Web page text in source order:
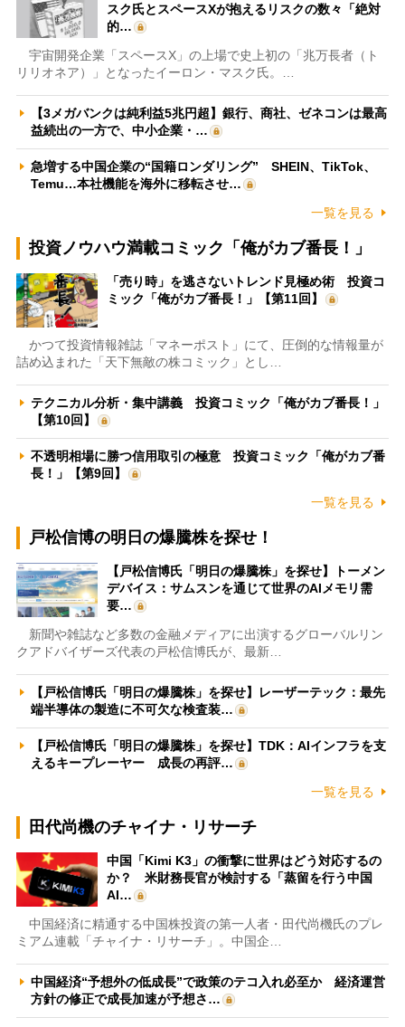
スク氏とスペースXが抱えるリスクの数々「絶対
的…
宇宙開発企業「スペースX」の上場で史上初の「兆万長者（ト
リリオネア）」となったイーロン・マスク氏。…
【3メガバンクは純利益5兆円超】銀行、商社、ゼネコンは最高
益続出の一方で、中小企業・…
急増する中国企業の“国籍ロンダリング” SHEIN、TikTok、
Temu…本社機能を海外に移転させ…
一覧を見る
投資ノウハウ満載コミック「俺がカブ番長！」
「売り時」を逃さないトレンド見極め術 投資コ
ミック「俺がカブ番長！」【第11回】
かつて投資情報雑誌「マネーポスト」にて、圧倒的な情報量が
詰め込まれた「天下無敵の株コミック」とし…
テクニカル分析・集中講義 投資コミック「俺がカブ番長！」
【第10回】
不透明相場に勝つ信用取引の極意 投資コミック「俺がカブ番
長！」【第9回】
一覧を見る
戸松信博の明日の爆騰株を探せ！
【戸松信博氏「明日の爆騰株」を探せ】トーメン
デバイス：サムスンを通じて世界のAIメモリ需
要…
新聞や雑誌など多数の金融メディアに出演するグローバルリン
クアドバイザーズ代表の戸松信博氏が、最新…
【戸松信博氏「明日の爆騰株」を探せ】レーザーテック：最先
端半導体の製造に不可欠な検査装…
【戸松信博氏「明日の爆騰株」を探せ】TDK：AIインフラを支
えるキープレーヤー 成長の再評…
一覧を見る
田代尚機のチャイナ・リサーチ
中国「Kimi K3」の衝撃に世界はどう対応するの
か？ 米財務長官が検討する「蒸留を行う中国
AI…
中国経済に精通する中国株投資の第一人者・田代尚機氏のプレ
ミアム連載「チャイナ・リサーチ」。中国企…
中国経済“予想外の低成長”で政策のテコ入れ必至か 経済運営
方針の修正で成長加速が予想さ…